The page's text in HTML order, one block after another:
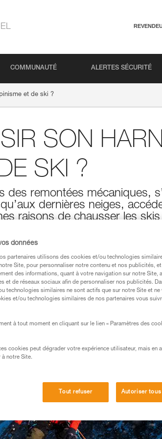
COMMUNAUTÉ ALERTES SÉCURITÉ
et de ski ?
SON
SKI ?
des remontées mécaniques,
dernières neiges,
raisons de chausser les
dont bien sûr un
à ce type d’activités.
et TOUR ?
données
partenaires utilisons des cookies et/ou technologies
Site, pour personnaliser notre contenu et nos publicités,
des informations, quant à votre navigation sur notre Site,
et de réseaux sociaux afin de personnaliser nos publicités.
technologies similaires ne sont actifs que sur notre Site et ne
et/ou technologies similaires de nos partenaires vous
à tout moment en cliquant sur le lien « Paramètres des
cookies peut dégrader votre expérience utilisateur, mais en
à notre Site.
Tout refuser Autoriser